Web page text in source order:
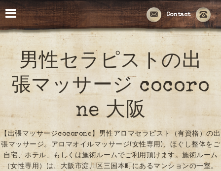
Contact
男性セラピストの出
張マッサージ cocoro
ne 大阪
【出張マッサージcocorone】男性アロマセラピスト（有資格）の出
張マッサージ。アロマオイルマッサージ(女性専用)、ほぐし整体をご
自宅、ホテル、もしくは施術ルームでご利用頂けます。施術ルーム
（女性専用）は、大阪市淀川区三国本町にあるマンションの一室。